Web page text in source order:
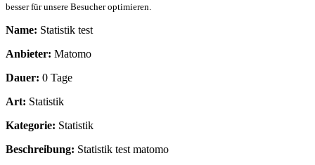
besser für unsere Besucher optimieren.
Name: Statistik test
Anbieter: Matomo
Dauer: 0 Tage
Art: Statistik
Kategorie: Statistik
Beschreibung: Statistik test matomo